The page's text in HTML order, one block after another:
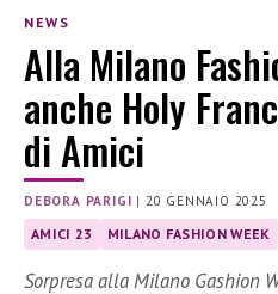
NEWS
Alla Milano
anche Holy
di Amici
DEBORA PARIGI | 20 GENNAIO 2025
AMICI 23 MILANO FASHION WEEK
Sorpresa alla Milano Gashion